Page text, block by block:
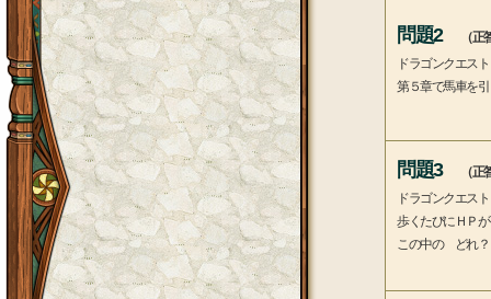
問題2
（
ドラゴンクエス
第５章で馬車を
問題3
（
ドラゴンクエス
歩くたびにＨＰ
この中の どれ？